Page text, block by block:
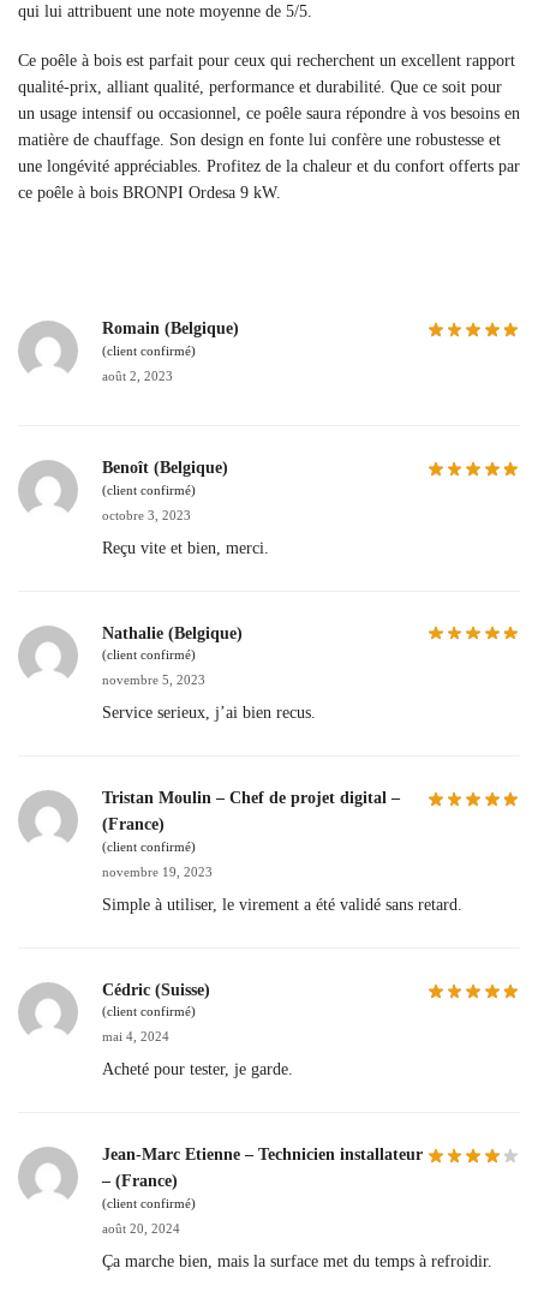
qui lui attribuent une note moyenne de 5/5.
Ce poêle à bois est parfait pour ceux qui recherchent un excellent rapport
qualité-prix, alliant qualité, performance et durabilité. Que ce soit pour
un usage intensif ou occasionnel, ce poêle saura répondre à vos besoins en
matière de chauffage. Son design en fonte lui confère une robustesse et
une longévité appréciables. Profitez de la chaleur et du confort offerts par
ce poêle à bois BRONPI Ordesa 9 kW.
Romain (Belgique)
(client confirmé)
août 2, 2023
Benoît (Belgique)
(client confirmé)
octobre 3, 2023
Reçu vite et bien, merci.
Nathalie (Belgique)
(client confirmé)
novembre 5, 2023
Service serieux, j’ai bien recus.
Tristan Moulin – Chef de projet digital –
(France)
(client confirmé)
novembre 19, 2023
Simple à utiliser, le virement a été validé sans retard.
Cédric (Suisse)
(client confirmé)
mai 4, 2024
Acheté pour tester, je garde.
Jean-Marc Etienne – Technicien installateur
– (France)
(client confirmé)
août 20, 2024
Ça marche bien, mais la surface met du temps à refroidir.